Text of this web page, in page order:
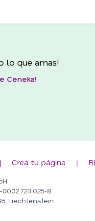
lo que amas!
Ceneka!
| Crea tu página |
8
Liechtenstein